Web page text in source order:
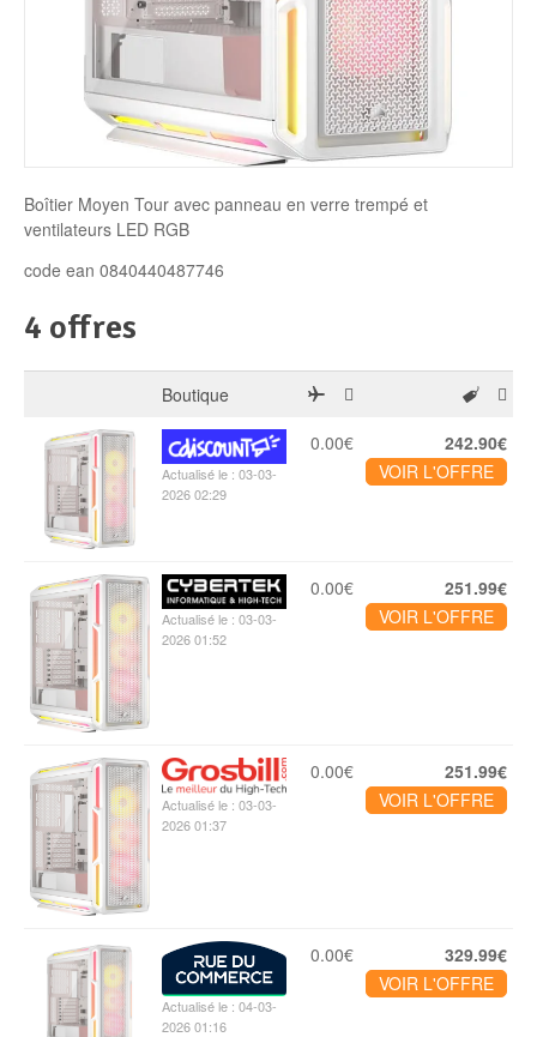
Disque SSD
Boîtier Moyen Tour avec panneau en verre trempé et
ventilateurs LED RGB
code ean 0840440487746
4 offres
Boutique
Actualisé le : 03-03-
2026 02:29
0.00€
242.90€
VOIR L'OFFRE
Actualisé le : 03-03-
2026 01:52
0.00€
251.99€
VOIR L'OFFRE
Actualisé le : 03-03-
2026 01:37
0.00€
251.99€
VOIR L'OFFRE
Actualisé le : 04-03-
2026 01:16
0.00€
329.99€
VOIR L'OFFRE